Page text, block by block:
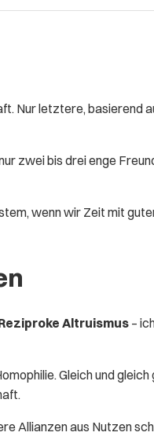
Nur letztere, basierend
zwei bis drei enge
wenn wir Zeit mit
Altruismus–
Gleich und
Allianzen aus Nutzen